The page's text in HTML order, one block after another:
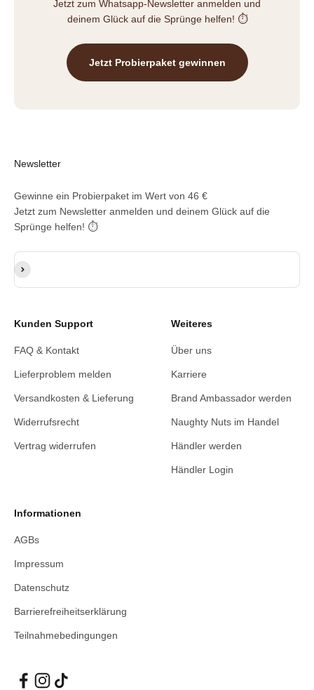
Jetzt zum Whatsapp-Newsletter anmelden und
deinem Glück auf die Sprünge helfen! ⏱️
Jetzt Probierpaket gewinnen
Newsletter
Gewinne ein Probierpaket im Wert von 46 €
Jetzt zum Newsletter anmelden und deinem Glück auf die
Sprünge helfen! ⏱️
E-Mail-Adresse
Abonnieren
Kunden Support
FAQ & Kontakt
Lieferproblem melden
Versandkosten & Lieferung
Widerrufsrecht
Vertrag widerrufen
Weiteres
Über uns
Karriere
Brand Ambassador werden
Naughty Nuts im Handel
Händler werden
Händler Login
Informationen
AGBs
Impressum
Datenschutz
Barrierefreiheitserklärung
Teilnahmebedingungen